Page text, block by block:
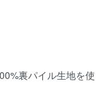
裏パイル生地を使